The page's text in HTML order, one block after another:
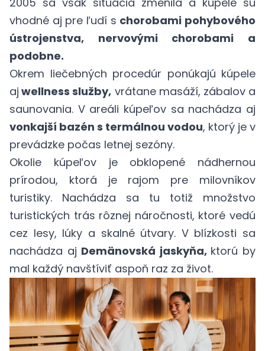
vhodné aj pre ľudí s chorobami pohybového
ústrojenstva, nervovými chorobami a
podobne.
Okrem liečebných procedúr ponúkajú kúpele
aj wellness služby, vrátane masáží, zábalov a
saunovania. V areáli kúpeľov sa nachádza aj
vonkajší bazén s termálnou vodou, ktorý je v
prevádzke počas letnej sezóny.
Okolie kúpeľov je obklopené nádhernou
prírodou, ktorá je rajom pre milovníkov
turistiky. Nachádza sa tu totiž množstvo
turistických trás rôznej náročnosti, ktoré vedú
cez lesy, lúky a skalné útvary. V blízkosti sa
nachádza aj Demänovská jaskyňa, ktorú by
mal každý navštíviť aspoň raz za život.